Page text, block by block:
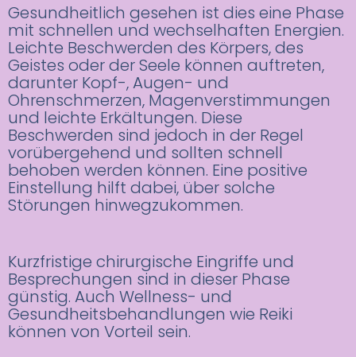
Gesundheitlich gesehen ist dies eine Phase
mit schnellen und wechselhaften Energien.
Leichte Beschwerden des Körpers, des
Geistes oder der Seele können auftreten,
darunter Kopf-, Augen- und
Ohrenschmerzen, Magenverstimmungen
und leichte Erkältungen. Diese
Beschwerden sind jedoch in der Regel
vorübergehend und sollten schnell
behoben werden können. Eine positive
Einstellung hilft dabei, über solche
Störungen hinwegzukommen.
Kurzfristige chirurgische Eingriffe und
Besprechungen sind in dieser Phase
günstig. Auch Wellness- und
Gesundheitsbehandlungen wie Reiki
können von Vorteil sein.